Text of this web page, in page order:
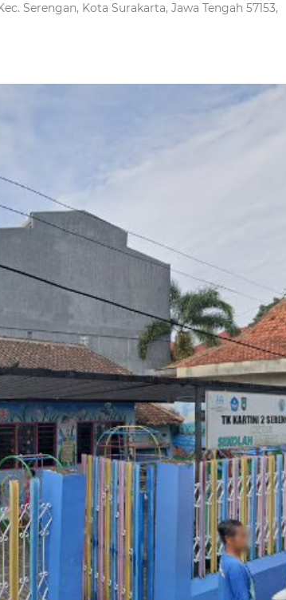
Serengan, Kota Surakarta, Jawa Tengah 57153,